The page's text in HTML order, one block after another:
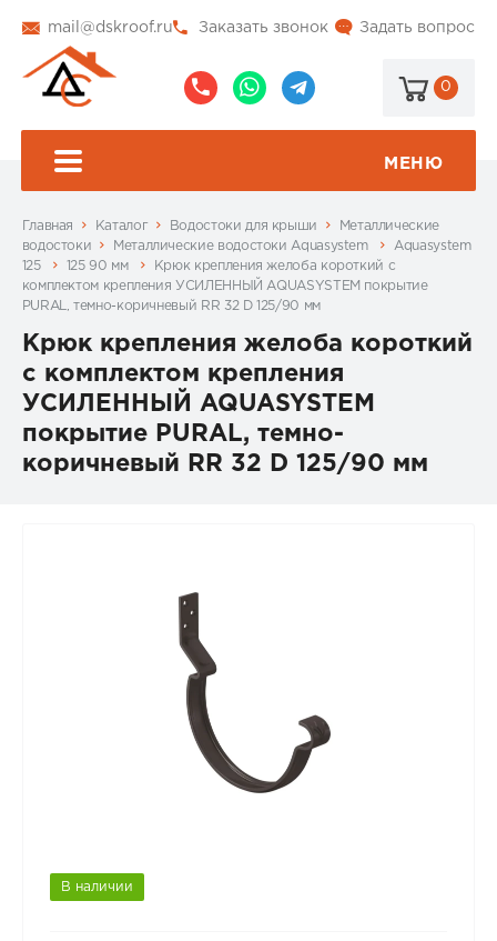
mail@dskroof.ru Задать вопрос
Заказать звонок
0
МЕНЮ
Главная Каталог Водостоки для крыши
Металлические
водостоки
Металлические водостоки Aquasystem
Aquasystem
125
125 90 мм
Крюк крепления желоба короткий с
комплектом крепления УСИЛЕННЫЙ AQUASYSTEM покрытие
PURAL, темно-коричневый RR 32 D 125/90 мм
Крюк крепления желоба короткий
с комплектом крепления
УСИЛЕННЫЙ AQUASYSTEM
покрытие PURAL, темно-
коричневый RR 32 D 125/90 мм
В наличии